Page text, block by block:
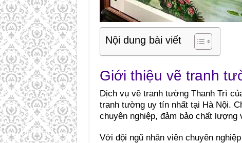
Nội dung bài viết
Giới thiệu vẽ tranh
Dịch vụ vẽ tranh tường Thanh Trì
tranh tường uy tín nhất tại Hà Nội.
chuyên nghiệp, đảm bảo chất lượng
Với đội ngũ nhân viên chuyên